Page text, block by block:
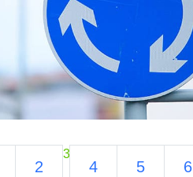
2
3
4 5 6